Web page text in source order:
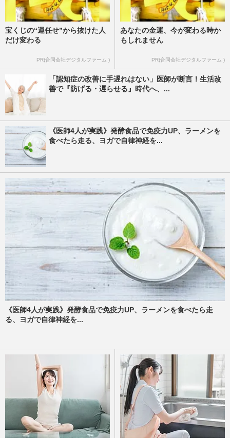
宝くじの“運任せ”から抜けた人
だけ変わる
PR(合同会社デジタルファーム )
あなたの金運、今が変わる時か
もしれません
PR(合同会社デジタルファーム )
「認知症の改善に手遅れはない」医師が断言！生活改
善で『防げる・遅らせる』時代へ、...
《医師4人が実践》発酵食品で免疫力UP、ラーメンを
食べたら走る、ヨガで自律神経を...
《医師4人が実践》発酵食品で免疫力UP、ラーメンを食べたら走
る、ヨガで自律神経を...